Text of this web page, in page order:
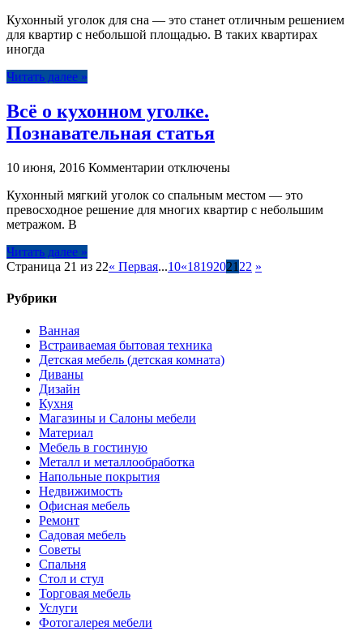
Уголки
на
кухни
со
спальным
Кухонный уголок для сна — это станет отличным решением
для квартир с небольшой площадью. В таких квартирах
иногда
Читать далее »
Всё о кухонном уголке.
Познавательная статья
10 июня, 2016 Комментарии к
Всё
о
статья
отключены
Кухонный мягкий уголок со спальным местом — это
превосходное решение для многих квартир с небольшим
метражом. В
Читать далее »
Страница 21 из 22« Первая...10«18192021 22 »
Рубрики
Ванная
Встраиваемая бытовая техника
Детская мебель (детская комната)
Диваны
Дизайн
Кухня
Магазины и Салоны мебели
Материал
Мебель в гостиную
Металл и металлообработка
Напольные покрытия
Недвижимость
Офисная мебель
Ремонт
Садовая мебель
Советы
Спальня
Стол и стул
Торговая мебель
Услуги
Фотогалерея мебели